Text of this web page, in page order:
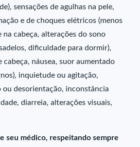
sensações de agulhas na pele,
e de choques elétricos (menos
na cabeça, alterações do sono
dificuldade para dormir),
cabeça, náusea, suor aumentado
inquietude ou agitação,
desorientação, inconstância
diarreia, alterações visuais,
seu médico, respeitando sempre